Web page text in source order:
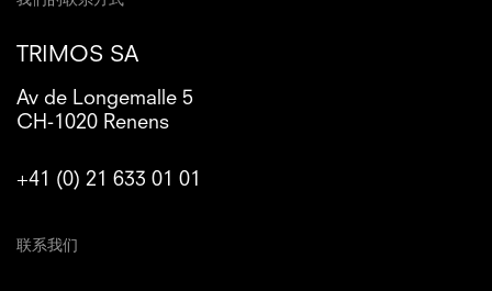
TRIMOS SA
Av de Longemalle 5
CH-1020 Renens
+41 (0) 21 633 01 01
联系我们